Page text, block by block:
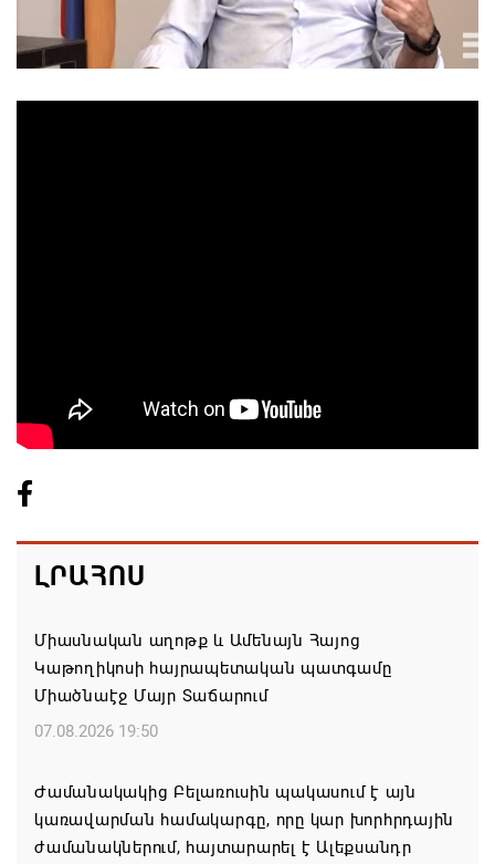
ԼՐԱՀՈՍ
Միասնական աղոթք և Ամենայն Հայոց
Կաթողիկոսի հայրապետական պատգամը
Միածնաէջ Մայր Տաճարում
07.08.2026 19:50
Ժամանակակից Բելառուսին պակասում է այն
կառավարման համակարգը, որը կար խորհրդային
ժամանակներում, հայտարարել է Ալեքսանդր